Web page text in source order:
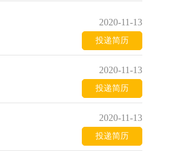
2020-11-13
投递简历
2020-11-13
投递简历
2020-11-13
投递简历